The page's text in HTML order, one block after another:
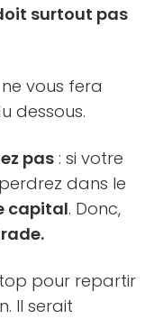
surtout pas
ne vous fera
dessous.
pas : si votre
dans le
capital. Donc,
pour repartir
Il serait